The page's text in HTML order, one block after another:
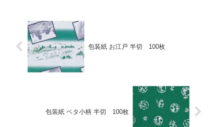
包装紙 お江戸 半切 100枚
包装紙 ベタ小柄 半切 100枚